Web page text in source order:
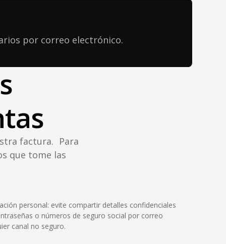
por correo electrónico.
factura. Para
que tome las
personal: evite compartir detalles confidenciales
o números de seguro social por correo
canal no seguro.